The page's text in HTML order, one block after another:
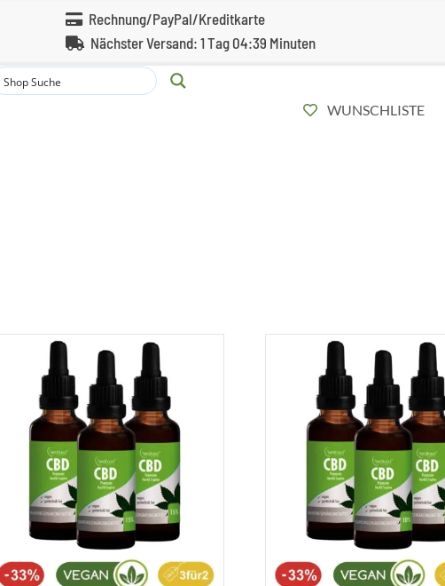
Rechnung/PayPal/Kreditkarte
Nächster Versand: 1 Tag 4 Min. 39 Sec.
WUNSCHLISTE